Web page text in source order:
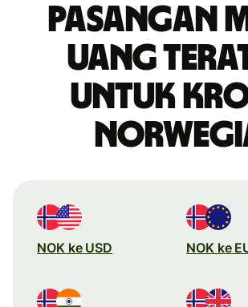
Pasangan
uang
untuk
NOK ke USD NOK ke